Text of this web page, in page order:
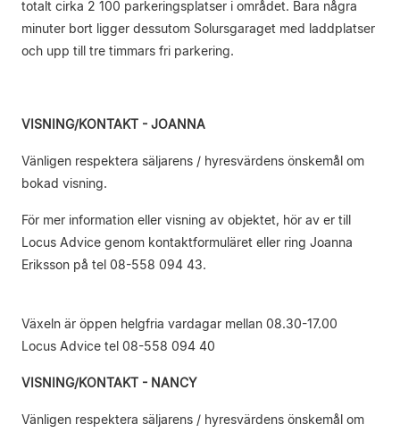
totalt cirka 2 100 parkeringsplatser i området. Bara några
minuter bort ligger dessutom Solursgaraget med laddplatser
och upp till tre timmars fri parkering.
VISNING/KONTAKT - JOANNA
Vänligen respektera säljarens / hyresvärdens önskemål om
bokad visning.
För mer information eller visning av objektet, hör av er till
Locus Advice genom kontaktformuläret eller ring Joanna
Eriksson på tel 08-558 094 43.
Växeln är öppen helgfria vardagar mellan 08.30-17.00
Locus Advice tel 08-558 094 40
VISNING/KONTAKT - NANCY
Vänligen respektera säljarens / hyresvärdens önskemål om